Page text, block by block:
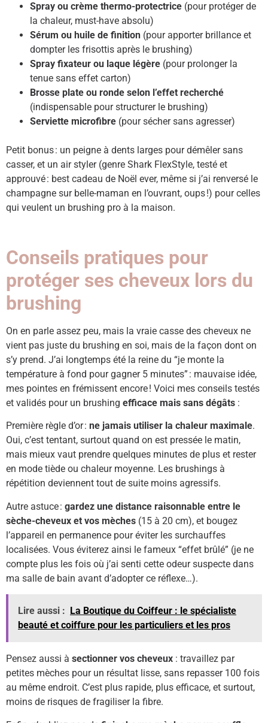
Spray ou crème thermo-protectrice (pour protéger de
la chaleur, must-have absolu)
Sérum ou huile de finition (pour apporter brillance et
dompter les frisottis après le brushing)
Spray fixateur ou laque légère (pour prolonger la
tenue sans effet carton)
Brosse plate ou ronde selon l’effet recherché
(indispensable pour structurer le brushing)
Serviette microfibre (pour sécher sans agresser)
Petit bonus : un peigne à dents larges pour démêler sans
casser, et un air styler (genre Shark FlexStyle, testé et
approuvé : best cadeau de Noël ever, même si j’ai renversé le
champagne sur belle-maman en l’ouvrant, oups !) pour celles
qui veulent un brushing pro à la maison.
Conseils pratiques pour
protéger ses cheveux lors du
brushing
On en parle assez peu, mais la vraie casse des cheveux ne
vient pas juste du brushing en soi, mais de la façon dont on
s’y prend. J’ai longtemps été la reine du “je monte la
température à fond pour gagner 5 minutes” : mauvaise idée,
mes pointes en frémissent encore ! Voici mes conseils testés
et validés pour un brushing efficace mais sans dégâts :
Première règle d’or : ne jamais utiliser la chaleur maximale.
Oui, c’est tentant, surtout quand on est pressée le matin,
mais mieux vaut prendre quelques minutes de plus et rester
en mode tiède ou chaleur moyenne. Les brushings à
répétition deviennent tout de suite moins agressifs.
Autre astuce : gardez une distance raisonnable entre le
sèche-cheveux et vos mèches (15 à 20 cm), et bougez
l’appareil en permanence pour éviter les surchauffes
localisées. Vous éviterez ainsi le fameux “effet brûlé” (je ne
compte plus les fois où j’ai senti cette odeur suspecte dans
ma salle de bain avant d’adopter ce réflexe…).
Lire aussi : La Boutique du Coiffeur : le spécialiste
beauté et coiffure pour les particuliers et les pros
Pensez aussi à sectionner vos cheveux : travaillez par
petites mèches pour un résultat lisse, sans repasser 100 fois
au même endroit. C’est plus rapide, plus efficace, et surtout,
moins de risques de fragiliser la fibre.